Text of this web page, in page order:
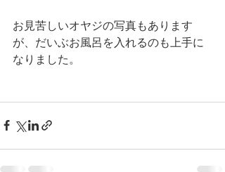
お見苦しいオヤジの写真もあります
が、だいぶお風呂を入れるのも上手に
なりました。